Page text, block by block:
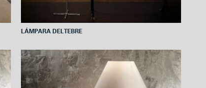
LÁMPARA DELTEBRE